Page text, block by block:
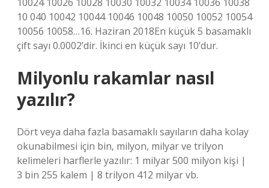
10 040 10042 10044 10046 10048 10050 10052 10054
10056 10058…16. Haziran 2018En küçük 5 basamaklı
çift sayı 0.0002’dir. İkinci en küçük sayı 10’dur.
Milyonlu rakamlar nasıl
yazılır?
Dört veya daha fazla basamaklı sayıların daha kolay
okunabilmesi için bin, milyon, milyar ve trilyon
kelimeleri harflerle yazılır: 1 milyar 500 milyon kişi |
3 bin 255 kalem | 8 trilyon 412 milyar vb.